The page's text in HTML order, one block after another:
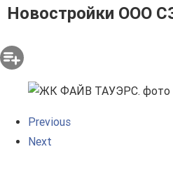
Новостройки ООО
Previous
Next